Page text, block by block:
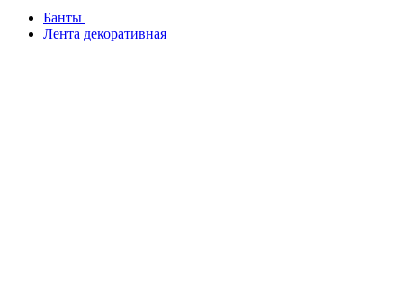
Банты
Лента декоративная